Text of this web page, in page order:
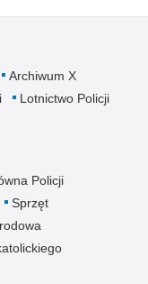
Archiwum X
Lotnictwo Policji
Policji
Sprzęt